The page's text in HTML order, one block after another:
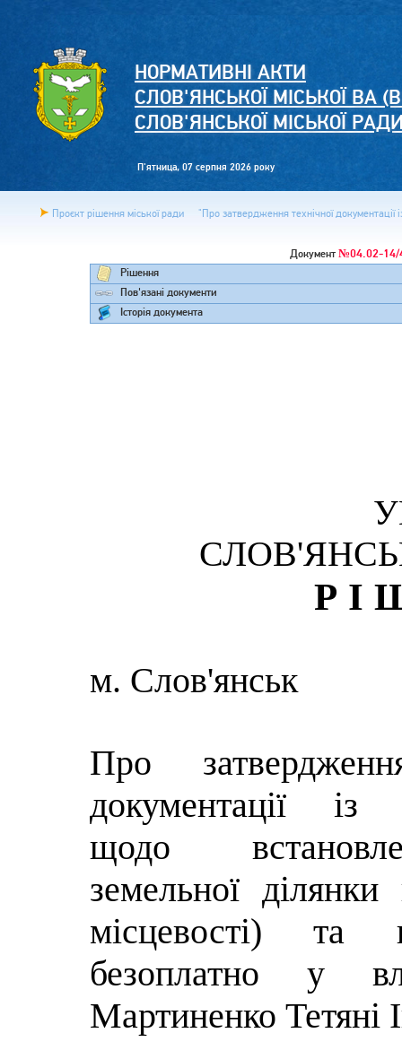
НОРМАТИВНІ АКТИ
СЛОВ'ЯНСЬКОЇ МІСЬКОЇ ВА
СЛОВ'ЯНСЬКОЇ МІСЬКОЇ
П'ятница, 07 серпня 2026 року
Проєкт рішення міської ради "Про затвердження технічної
Документ №04.02-14/
Рішення
Пов'язані документи
Історія документа
м. Слов'янськ
Про
документації із
щодо
земельної
місцевості) та
безоплатно у
Мартиненко Тетяні